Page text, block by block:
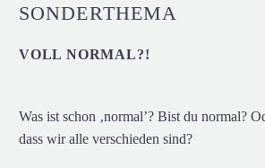
SONDERTHEMA
VOLL NORMAL?!
Was ist schon ‚normal’? Bist du normal?
dass wir alle verschieden sind?